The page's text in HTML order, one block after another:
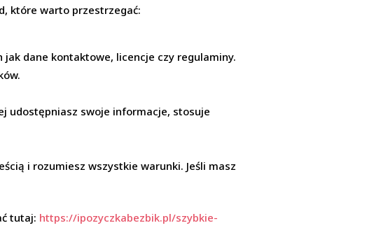
które warto przestrzegać:
dane kontaktowe, licencje czy regulaminy.
udostępniasz swoje informacje, stosuje
i rozumiesz wszystkie warunki. Jeśli masz
tutaj: https://ipozyczkabezbik.pl/szybkie-